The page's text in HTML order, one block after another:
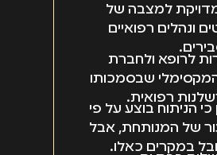
למצבה של
ונהלים רפואיים
לרופא ולחברת
שבסמכותו
הניתוח בוצע על פי
של המנותחת, אבל
במקרים כאלו.